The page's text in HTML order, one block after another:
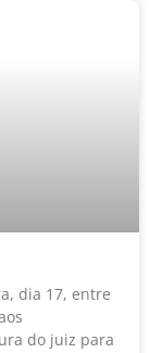
dia 17, entre
do juiz para